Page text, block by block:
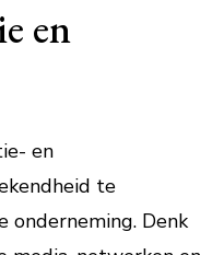
en
en
te
onderneming. Denk